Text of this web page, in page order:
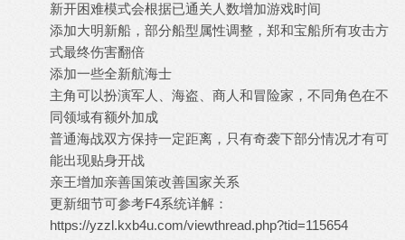
新开困难模式会根据已通关人数增加游戏时间
添加大明新船，部分船型属性调整，郑和宝船所有攻击方
式最终伤害翻倍
添加一些全新航海士
主角可以扮演军人、海盗、商人和冒险家，不同角色在不
同领域有额外加成
普通海战双方保持一定距离，只有奇袭下部分情况才有可
能出现贴身开战
亲王增加亲善国策改善国家关系
更新细节可参考F4系统详解：
https://yzzl.kxb4u.com/viewthread.php?tid=115654